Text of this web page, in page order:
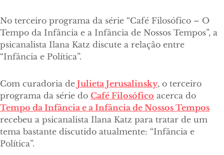
No terceiro programa da série “Café Filosófico – O
Tempo da Infância e a Infância de Nossos Tempos”, a
psicanalista Ilana Katz discute a relação entre
“Infância e Política”.
Com curadoria de Julieta Jerusalinsky, o terceiro
programa da série do Café Filosófico acerca do
Tempo da Infância e a Infância de Nossos Tempos
recebeu a psicanalista Ilana Katz para tratar de um
tema bastante discutido atualmente: “Infância e
Política”.